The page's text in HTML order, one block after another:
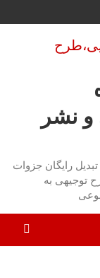
نشر
رایگان جزوات
توجیهی به